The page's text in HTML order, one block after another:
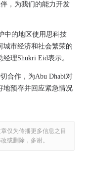
，为我们的能力开发
中的地区使用思科技
城市经济和社会繁荣的
理Shukri Eid表示。
合作，为Abu Dhabi对
地预存并回应紧急情况
仅为传播更多信息之目
或删除，多谢。